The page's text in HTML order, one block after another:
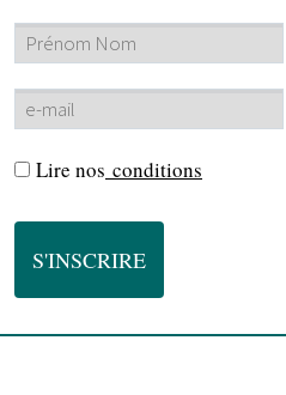
Lire nos conditions